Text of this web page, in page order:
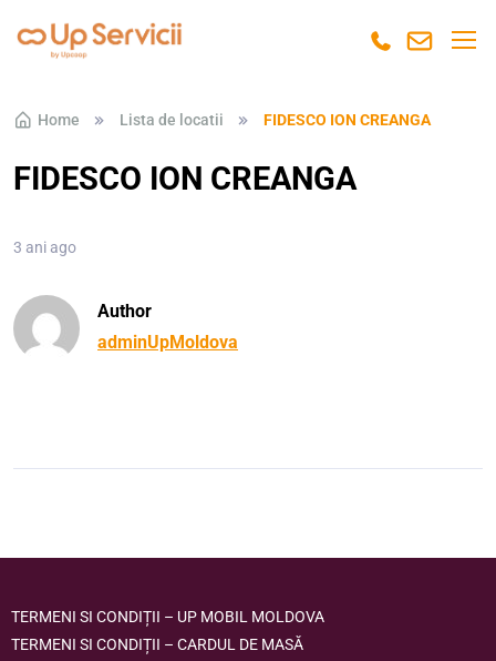
Skip to navigation
Skip to content
Home Lista de locatii FIDESCO ION CREANGA
FIDESCO ION CREANGA
3 ani ago
Author
adminUpMoldova
TERMENI SI CONDIȚII – UP MOBIL MOLDOVA
TERMENI SI CONDIȚII – CARDUL DE MASĂ